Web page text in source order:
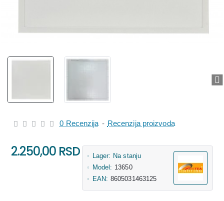
0 Recenzija - Recenzija proizvoda
2.250,00 RSD Lager: Na stanju
Model: 13650
EAN: 8605031463125